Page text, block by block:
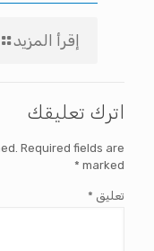
إقرأ المزيد
اترك تعليقك
Required fields are
marked
*
تعليق *